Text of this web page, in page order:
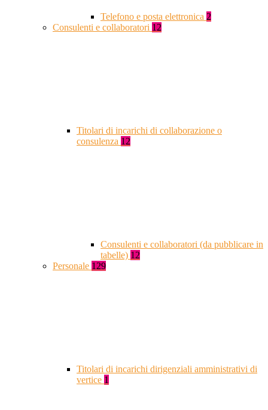
Telefono e posta elettronica 2
Consulenti e collaboratori 12
Titolari di incarichi di collaborazione o
consulenza 12
Consulenti e collaboratori (da pubblicare in
tabelle) 12
Personale 129
Titolari di incarichi dirigenziali amministrativi di
vertice 1